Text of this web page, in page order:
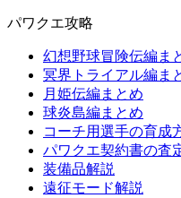
パワクエ攻略
幻想野球冒険伝編ま
冥界トライアル編ま
月姫伝編まとめ
球炎島編まとめ
コーチ用選手の育成
パワクエ契約書の査
装備品解説
遠征モード解説